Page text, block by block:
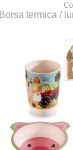
Borsa termica /